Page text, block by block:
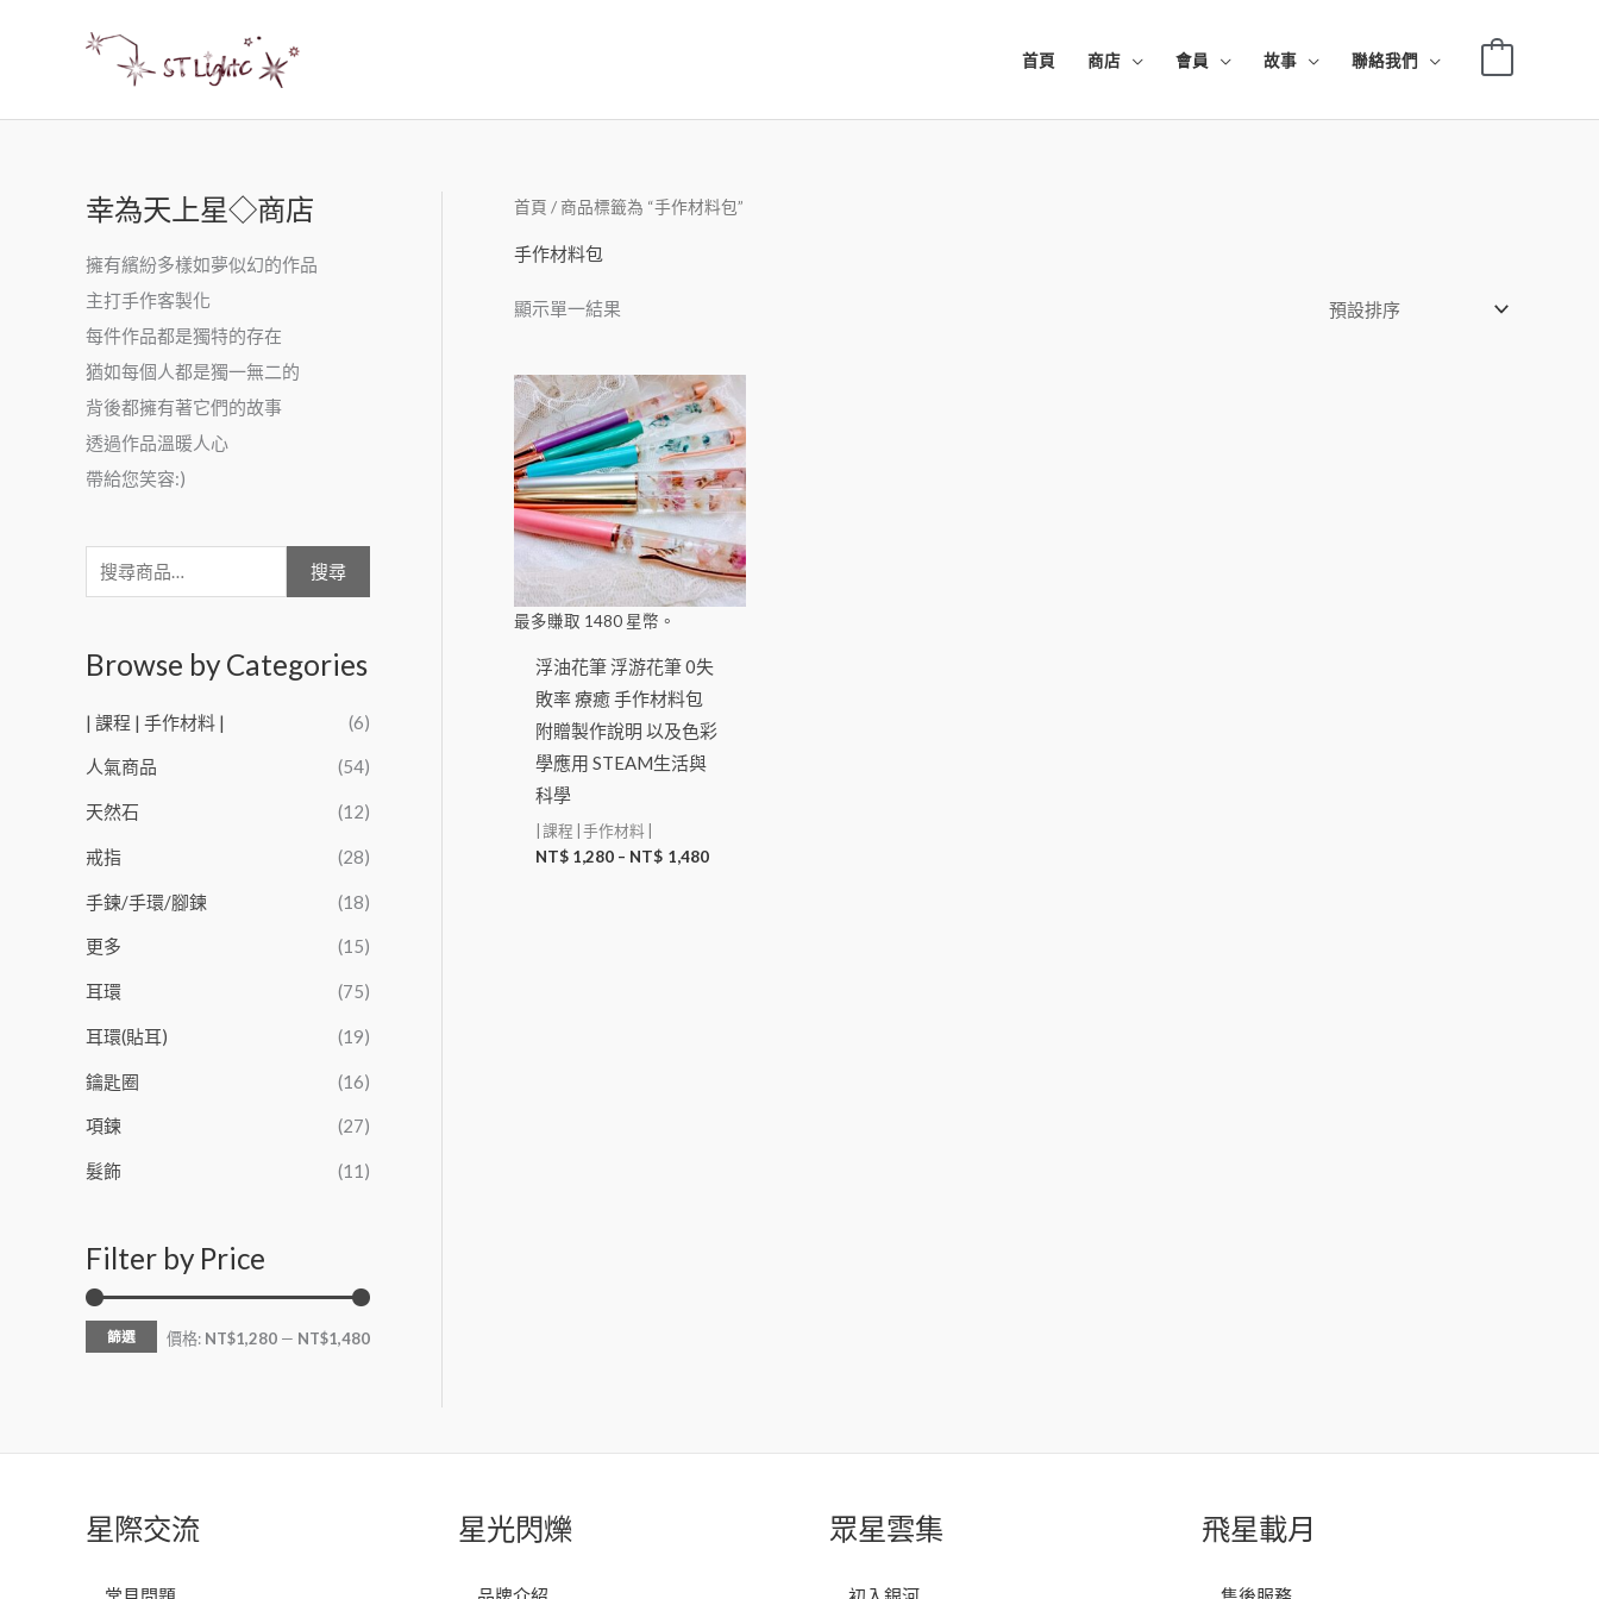
首頁 商店 會員 故事 聯絡我們
幸為天上星◇商店
擁有繽紛多樣如夢似幻的作品
主打手作客製化
每件作品都是獨特的存在
猶如每個人都是獨一無二的
背後都擁有著它們的故事
透過作品溫暖人心
帶給您笑容:)
搜尋
Browse by Categories
| 課程 | 手作材料 | (6)
人氣商品 (54)
天然石 (12)
戒指 (28)
手鍊/手環/腳鍊 (18)
更多 (15)
耳環 (75)
耳環(貼耳) (19)
鑰匙圈 (16)
項鍊 (27)
髮飾 (11)
Filter by Price
篩選 價格: NT$1,280 — NT$1,480
首頁 / 商品標籤為 “手作材料包”
手作材料包
顯示單一結果
最多賺取 1480 星幣。
浮油花筆 浮游花筆 0失
敗率 療癒 手作材料包
附贈製作說明 以及色彩
學應用 STEAM生活與
科學
| 課程 | 手作材料 |
NT$ 1,280 – NT$ 1,480
星際交流 星光閃爍 眾星雲集 飛星載月